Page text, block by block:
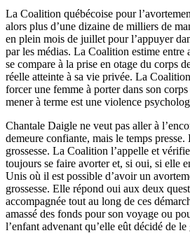
La Coalition québécoise pour
alors plus d’une dizaine de milliers de
en plein mois de juillet pour l’appuyer
par les médias. La Coalition estime entre
se compare à la prise en otage du corps
réelle atteinte à sa vie privée. La
forcer une femme à porter dans son
mener à terme est une violence
Chantale Daigle ne veut pas aller à
demeure confiante, mais le temps presse.
grossesse. La Coalition l’appelle et
toujours se faire avorter et, si oui, si elle
Unis où il est possible d’avoir un
grossesse. Elle répond oui aux deux
accompagnée tout au long de ces
amassé des fonds pour son voyage ou
l’enfant advenant qu’elle eût décidé de le